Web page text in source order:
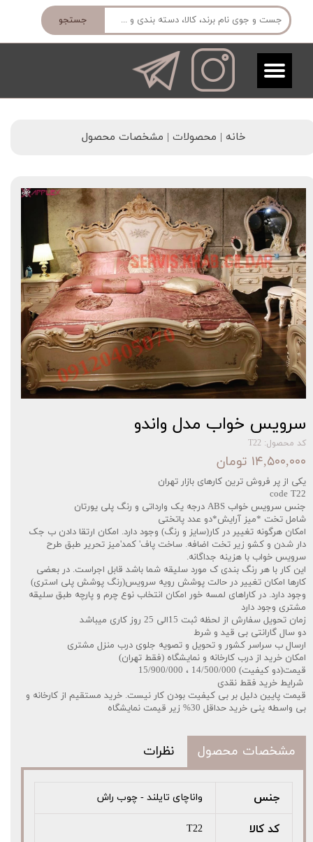
جستجو
خانه | محصولات | مشخصات محصول
سرویس خواب مدل واندو
کد محصول: T22
۱۴,۵۰۰,۰۰۰ تومان
یکی از پر فروش ترین کارهای بازار تهران‌‌
code T22
جنس سرویس خواب ABS درجه یک وارداتی و رنگ پلی یورتان
شامل تخت *میز آرایش*دو عدد پاتختی
امکان هرگونه تغییر در کار(سایز و رنگ) وجود دارد. امکان ارتقا دادن ب جک
دار شدن و کشو زیر تخت اضافه. ساخت پاف' کمد'میز تحریر طبق طرح
سرویس خواب با هزینه جداگانه.
این کار با هر رنگ بندی ک مورد سلیقه شما باشد قابل اجراست. در بعضی
کارها امکان تغییر در حالت پوشش رویه سرویس(رنگ پوشش پلی استری)
وجود دارد. در کاراهای لمسه خور امکان انتخاب نوع چرم و پارچه طبق سلیقه
مشتری وجود دارد
زمان تحویل سفارش از لحظه ثبت 15الی 25 روز کاری میباشد
دو سال گارانتی بی قید و شرط
ارسال ب سراسر کشور و تحویل و تصویه جلوی درب منزل مشتری
امکان خرید از درب کارخانه و نمایشگاه (فقط تهران)
قیمت(دو کیفیت) 14/500/000 ، 15/900/000
️شرایط خرید فقط نقدی
قیمت پایین دلیل بر بی کیفیت بودن کار نیست. خرید مستقیم از کارخانه و
بی واسطه ینی خرید حداقل 30% زیر قیمت نمایشگاه
مشخصات محصول نظرات
جنس واناچای تایلند - چوب راش
کد کالا T22